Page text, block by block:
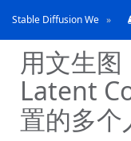
Stable Diffusion WebUI使
用文生
Latent
置的多个